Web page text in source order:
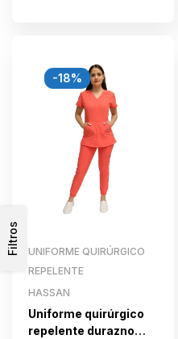
Filtros
-18%
UNIFORME QUIRÚRGICO
REPELENTE
HASSAN
Uniforme quirúrgico
repelente durazno